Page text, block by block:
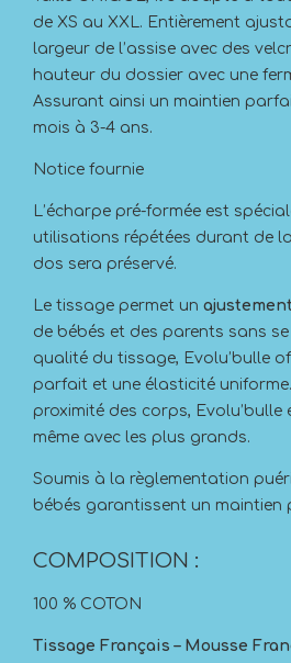
de XS au XXL. Entièrement
largeur de l’assise avec des
hauteur du dossier avec une
Assurant ainsi un maintien
mois à 3-4 ans.
Notice fournie
L’écharpe pré-formée est
utilisations répétées durant de
dos sera préservé.
Le tissage permet un ajustement
de bébés et des parents sans
qualité du tissage, Evolu’bulle
parfait et une élasticité
proximité des corps,
même avec les plus grands.
Soumis à la règlementation
bébés garantissent un maintien
COMPOSITION :
100 % COTON
Tissage Français – Mousse